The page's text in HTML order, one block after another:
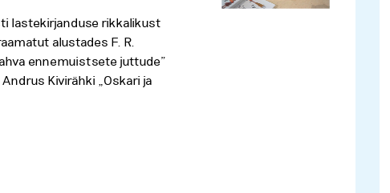
lastekirjanduse rikkalikust
alustades F. R.
ennemuistsete juttude”
Kivirähki „Oskari ja